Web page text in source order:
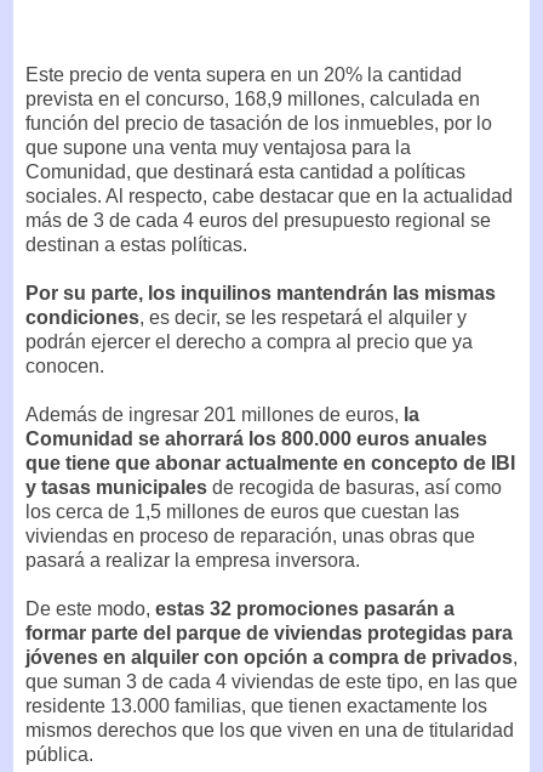
Este precio de venta supera en un 20% la cantidad
prevista en el concurso, 168,9 millones, calculada en
función del precio de tasación de los inmuebles, por lo
que supone una venta muy ventajosa para la
Comunidad, que destinará esta cantidad a políticas
sociales. Al respecto, cabe destacar que en la actualidad
más de 3 de cada 4 euros del presupuesto regional se
destinan a estas políticas.
Por su parte, los inquilinos mantendrán las mismas
condiciones, es decir, se les respetará el alquiler y
podrán ejercer el derecho a compra al precio que ya
conocen.
Además de ingresar 201 millones de euros, la
Comunidad se ahorrará los 800.000 euros anuales
que tiene que abonar actualmente en concepto de IBI
y tasas municipales de recogida de basuras, así como
los cerca de 1,5 millones de euros que cuestan las
viviendas en proceso de reparación, unas obras que
pasará a realizar la empresa inversora.
De este modo, estas 32 promociones pasarán a
formar parte del parque de viviendas protegidas para
jóvenes en alquiler con opción a compra de privados,
que suman 3 de cada 4 viviendas de este tipo, en las que
residente 13.000 familias, que tienen exactamente los
mismos derechos que los que viven en una de titularidad
pública.